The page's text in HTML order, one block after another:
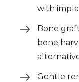
with
Bone
bone
Gentle